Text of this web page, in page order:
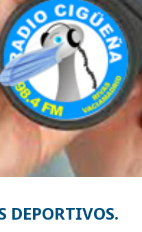
DEPORTIVOS.